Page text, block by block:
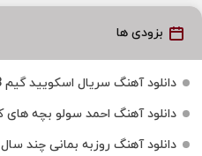
بزودی ها
دانلود آهنگ سریال اسکویید گیم 3 “کامل” آپدیت 2025
دانلود آهنگ احمد سولو بچه های
دانلود آهنگ روزبه بمانی چند